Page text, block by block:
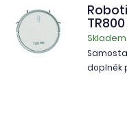
doplněk